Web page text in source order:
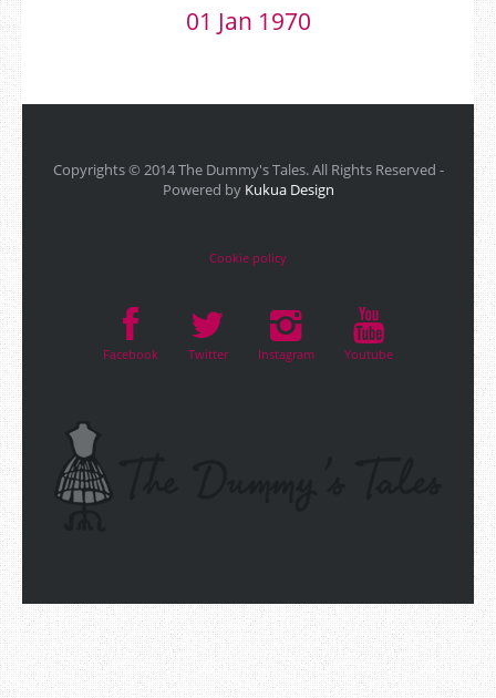
01 Jan 1970
Copyrights © 2014 The Dummy's Tales. All Rights Reserved -
Powered by Kukua Design
Cookie policy
Facebook Twitter Instagram Youtube